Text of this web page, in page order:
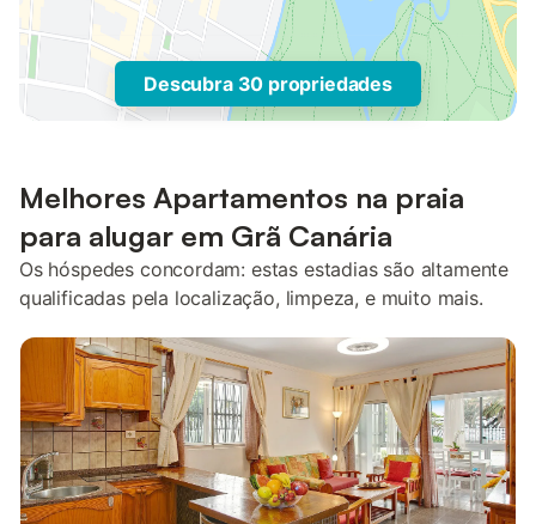
Descubra 30 propriedades
Melhores Apartamentos na praia
para alugar em Grã Canária
Os hóspedes concordam: estas estadias são altamente
qualificadas pela localização, limpeza, e muito mais.